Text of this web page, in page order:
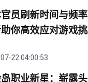
员刷新时间与频率
你高效应对游戏挑
22 04:00:53
职业新星：崭露头